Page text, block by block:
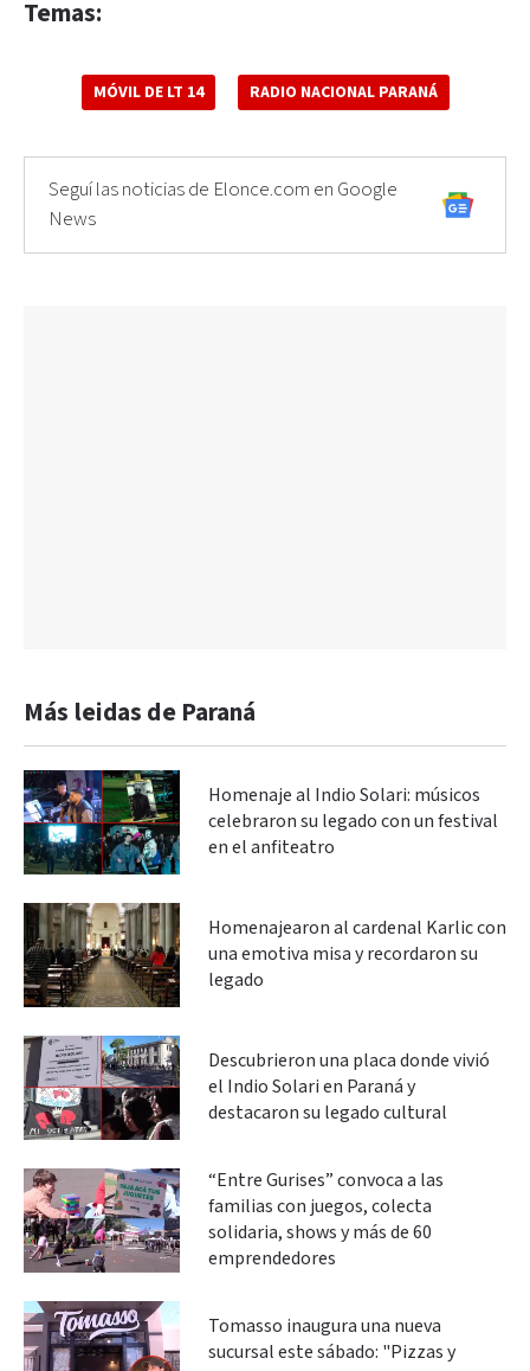
Temas:
MÓVIL DE LT 14 RADIO NACIONAL PARANÁ
Seguí las noticias de Elonce.com en Google
News
Más leidas de Paraná
Homenaje al Indio Solari: músicos
celebraron su legado con un festival
en el anfiteatro
Homenajearon al cardenal Karlic con
una emotiva misa y recordaron su
legado
Descubrieron una placa donde vivió
el Indio Solari en Paraná y
destacaron su legado cultural
“Entre Gurises” convoca a las
familias con juegos, colecta
solidaria, shows y más de 60
emprendedores
Tomasso inaugura una nueva
sucursal este sábado: "Pizzas y